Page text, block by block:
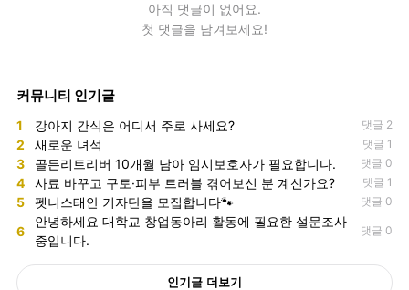
아직 댓글이 없어요.
첫 댓글을 남겨보세요!
커뮤니티 인기글
1 강아지 간식은 어디서 주로 사세요? 댓글 2
2 새로운 녀석 댓글 1
3 골든리트리버 10개월 남아 임시보호자가 필요합니다. 댓글 0
4 사료 바꾸고 구토·피부 트러블 겪어보신 분 계신가요? 댓글 1
5 펫니스태안 기자단을 모집합니다🐾 댓글 0
6
안녕하세요 대학교 창업동아리 활동에 필요한 설문조사
중입니다.
댓글 0
인기글 더보기